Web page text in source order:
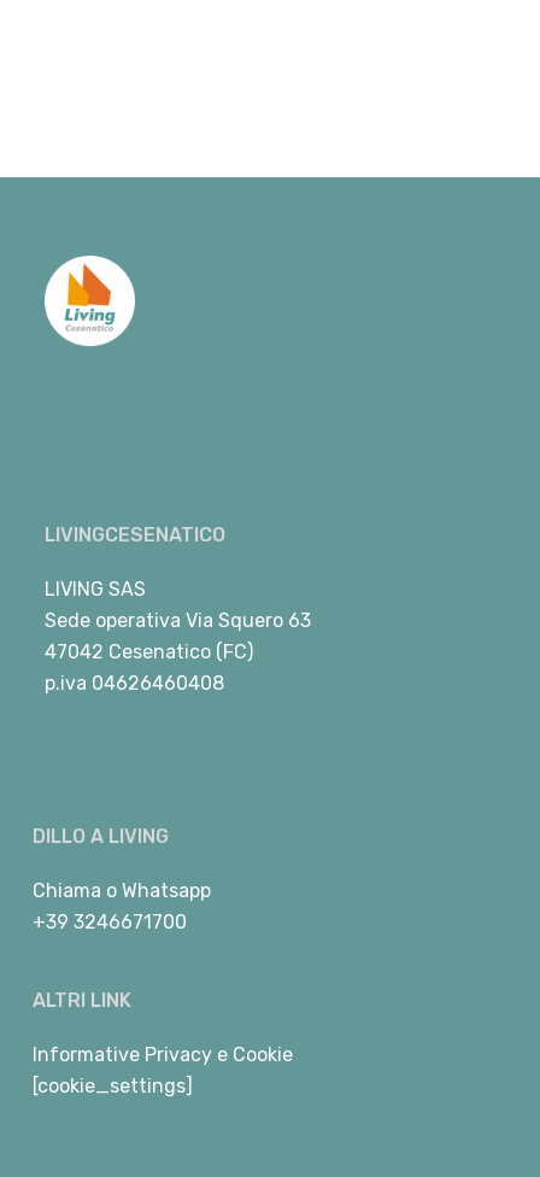
LIVINGCESENATICO
LIVING SAS
Sede operativa Via Squero 63
47042 Cesenatico (FC)
p.iva 04626460408
DILLO A LIVING
Chiama o Whatsapp
+39 3246671700
ALTRI LINK
Informative Privacy e Cookie
[cookie_settings]